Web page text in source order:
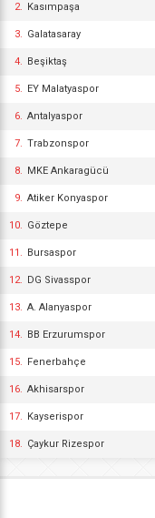
2. Kasımpaşa
3. Galatasaray
4. Beşiktaş
5. EY Malatyaspor
6. Antalyaspor
7. Trabzonspor
8. MKE Ankaragücü
9. Atiker Konyaspor
10. Göztepe
11. Bursaspor
12. DG Sivasspor
13. A. Alanyaspor
14. BB Erzurumspor
15. Fenerbahçe
16. Akhisarspor
17. Kayserispor
18. Çaykur Rizespor